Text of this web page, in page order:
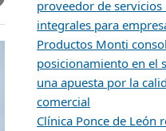
proveedor de
integrales para
Productos Monti
posicionamiento en el
una apuesta por la
comercial
Clínica Ponce de León